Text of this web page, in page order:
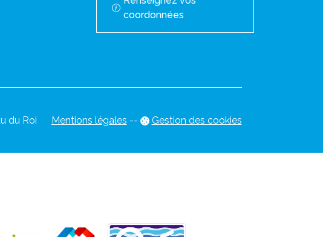
coordonnées
du Roi Mentions légales -- Gestion des cookies